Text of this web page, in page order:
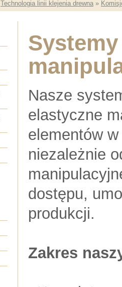
Technologia linii klejenia drewna »
Nasze
elastyczne
elementów
niezależnie
dostępu,
produkcji.
Zakres